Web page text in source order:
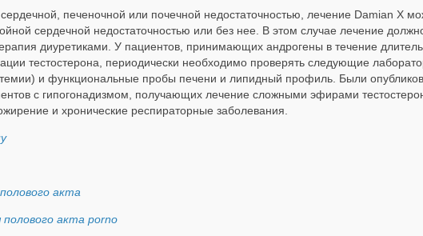
печеночной или почечной недостаточностью, лечение Damian X
сердечной недостаточностью или без нее. В этом случае лечение
диуретиками. У пациентов, принимающих андрогены в течение
тестостерона, периодически необходимо проверять следующие
и функциональные пробы печени и липидный профиль. Были
с гипогонадизмом, получающих лечение сложными эфирами
и хронические респираторные заболевания.
акта
акта porno